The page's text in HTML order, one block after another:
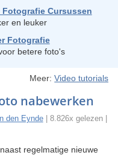
Fotografie Cursussen
en leuker
Fotografie
betere foto's
Meer:Video tutorials
nabewerken
den Eynde| 8.826x gelezen |
regelmatige nieuwe